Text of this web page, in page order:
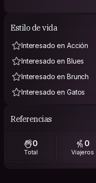
Estilo de vida
Interesado en Acción
Interesado en Blues
Interesado en Brunch
Interesado en Gatos
Referencias
0
Total
0
Viajeros